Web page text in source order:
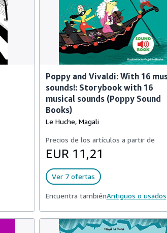
Poppy and Vivaldi: With 16
sounds!: Storybook with 16
musical sounds (Poppy Sound
Books)
Le Huche, Magali
Precios de los artículos a partir de
EUR 11,21
Ver 7 ofertas
Encuentra tambiénAntiguos o usados